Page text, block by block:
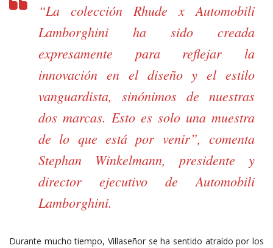
“La colección Rhude x Automobili
Lamborghini ha sido creada
expresamente para reflejar la
innovación en el diseño y el estilo
vanguardista, sinónimos de nuestras
dos marcas. Esto es solo una muestra
de lo que está por venir”, comenta
Stephan Winkelmann, presidente y
director ejecutivo de Automobili
Lamborghini.
Durante mucho tiempo, Villaseñor se ha sentido atraído por los